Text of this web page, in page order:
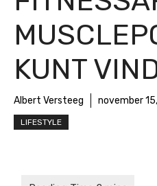
KUNT
Albert Versteeg november
LIFESTYLE